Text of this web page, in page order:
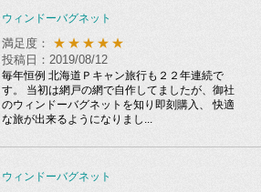
ウィンドーバグネット
満足度： ★★★★★
投稿日：2019/08/12
毎年恒例 北海道Ｐキャン旅行も２２年連続で
す。 当初は網戸の網で自作してましたが、御社
のウィンドーバグネットを知り即刻購入、 快適
な旅が出来るようになりまし...
ウィンドーバグネット